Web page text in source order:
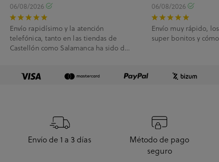
06/08/2026
Envío rapidísimo y la atención
telefónica, tanto en las tiendas de
Castellón como Salamanca ha sido de
06/08/2026
Envío muy rápido,
super bonitos y
Envío de 1 a 3 días
Método de pago
seguro